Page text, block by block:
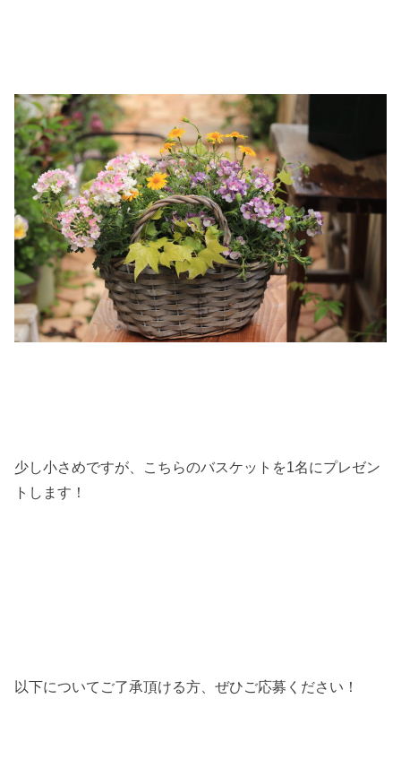
少し小さめですが、こちらのバスケットを1名にプレゼン
トします！
以下についてご了承頂ける方、ぜひご応募ください！